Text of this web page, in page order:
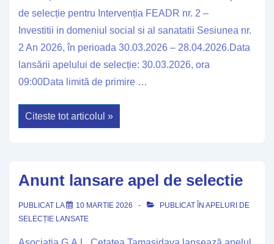
de selecție pentru Intervenția FEADR nr. 2 –
Investitii in domeniul social si al sanatatii Sesiunea nr.
2 An 2026, în perioada 30.03.2026 – 28.04.2026.Data
lansării apelului de selecție: 30.03.2026, ora
09:00Data limită de primire …
Anunt
lansare
apel
Citeste tot articolul »
Anunt lansare apel de selectie
PUBLICAT LA 10 MARTIE 2026 PUBLICAT ÎN APELURI DE
SELECȚIE LANSATE